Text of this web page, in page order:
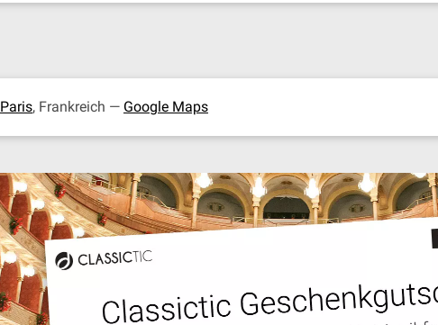
Paris, Frankreich — Google Maps